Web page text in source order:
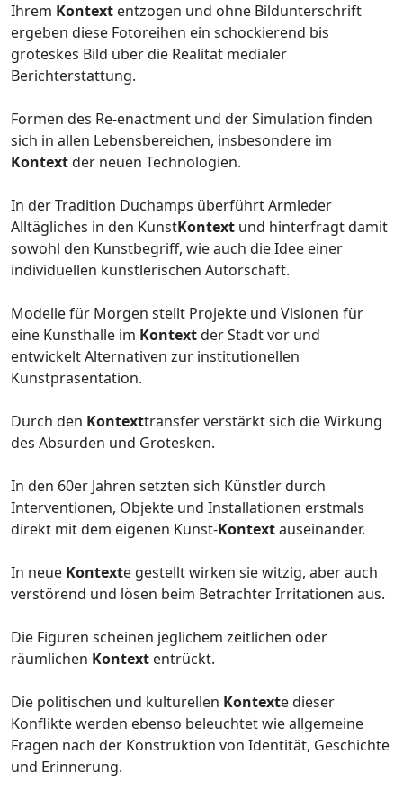
Ihrem Kontext entzogen und ohne Bildunterschrift
ergeben diese Fotoreihen ein schockierend bis
groteskes Bild über die Realität medialer
Berichterstattung.
Formen des Re-enactment und der Simulation finden
sich in allen Lebensbereichen, insbesondere im
Kontextder neuen Technologien.
In der Tradition Duchamps überführt Armleder
Alltägliches in den KunstKontext und hinterfragt damit
sowohl den Kunstbegriff, wie auch die Idee einer
individuellen künstlerischen Autorschaft.
Modelle für Morgen stellt Projekte und Visionen für
eine Kunsthalle im Kontextder Stadt vor und
entwickelt Alternativen zur institutionellen
Kunstpräsentation.
Durch den Kontexttransfer verstärkt sich die Wirkung
des Absurden und Grotesken.
In den 60er Jahren setzten sich Künstler durch
Interventionen, Objekte und Installationen erstmals
direkt mit dem eigenen Kunst-Kontextauseinander.
In neue Kontexte gestellt wirken sie witzig, aber auch
verstörend und lösen beim Betrachter Irritationen aus.
Die Figuren scheinen jeglichem zeitlichen oder
räumlichen Kontext entrückt.
Die politischen und kulturellen Kontexte dieser
Konflikte werden ebenso beleuchtet wie allgemeine
Fragen nach der Konstruktion von Identität, Geschichte
und Erinnerung.